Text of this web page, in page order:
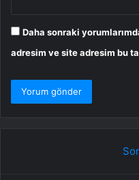
Daha sonraki
adresim ve site adresim bu